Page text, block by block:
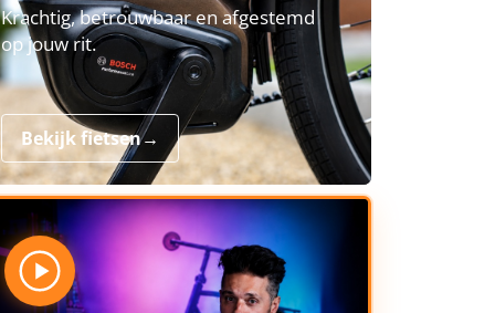
Krachtig, betrouwbaar en afgestemd
op jouw rit.
Bekijk fietsen→